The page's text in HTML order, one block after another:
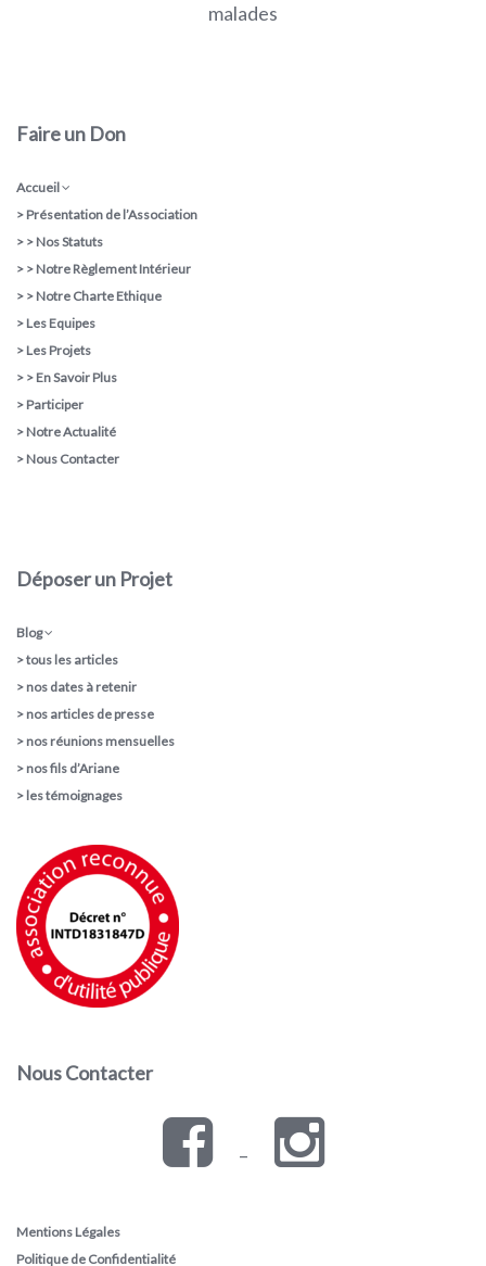
malades
Faire un Don
Accueil
> Présentation de l’Association
> > Nos Statuts
> > Notre Règlement Intérieur
> > Notre Charte Ethique
> Les Equipes
> Les Projets
> > En Savoir Plus
> Participer
> Notre Actualité
> Nous Contacter
Déposer un Projet
Blog
>tous les articles
> nos dates à retenir
> nos articles de presse
> nos réunions mensuelles
> nos fils d’Ariane
> les témoignages
Nous Contacter
–
Mentions Légales
Politique de Confidentialité